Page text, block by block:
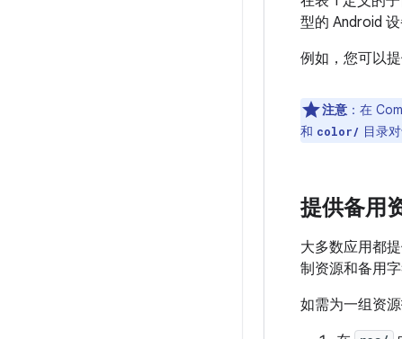
型的 Android
例如，您可以
注意 ：在
和 color/ 目录
提供备用
大多数应用都
制资源和备用
如需为一组资